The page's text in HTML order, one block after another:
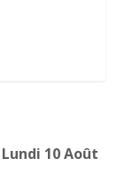
Lundi 10 Août